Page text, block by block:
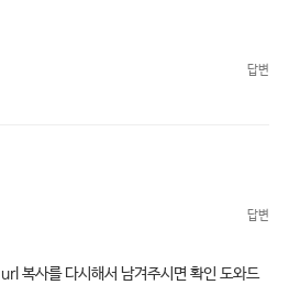
답변
답변
복사를 다시해서 남겨주시면 확인 도와드